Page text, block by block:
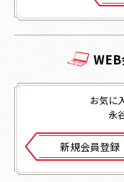
お気に
永
新規会員登録